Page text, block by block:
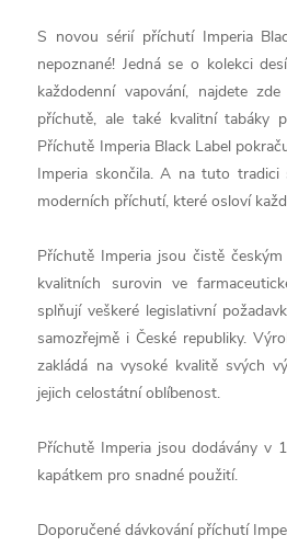
S novou sérií příchutí Imperia
nepoznané! Jedná se o kolekci
každodenní vapování, najdete
příchutě, ale také kvalitní tabáky
Příchutě Imperia Black Label
Imperia skončila. A na tuto tradici
moderních příchutí, které osloví
Příchutě Imperia jsou čistě
kvalitních surovin ve
splňují veškeré legislativní
samozřejmě i České republiky.
zakládá na vysoké kvalitě svých
jejich celostátní oblíbenost.
Příchutě Imperia jsou dodávány v
kapátkem pro snadné použití.
Doporučené dávkování příchutí